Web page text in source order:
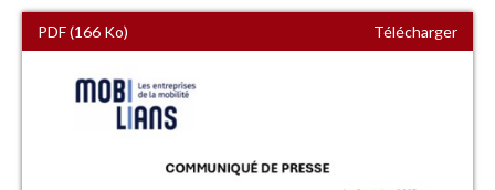
PDF (166 Ko) Télécharger